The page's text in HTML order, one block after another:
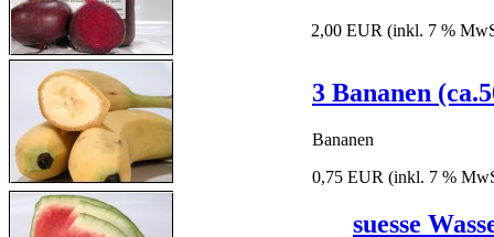
2,00 EUR (inkl. 7 %
3 Bananen
Bananen
0,75 EUR (inkl. 7 %
suesse